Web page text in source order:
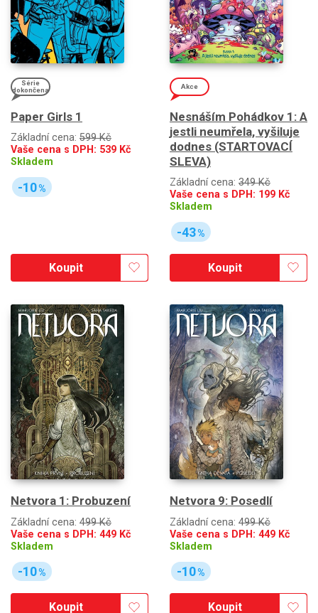
Série
dokončena
Paper Girls 1
Základní cena: 599 Kč
Vaše cena s DPH: 539 Kč
Skladem
-10%
Koupit
Akce
Nesnáším Pohádkov 1: A
jestli neumřela, vyšiluje
dodnes (STARTOVACÍ
SLEVA)
Základní cena: 349 Kč
Vaše cena s DPH: 199 Kč
Skladem
-43%
Koupit
Netvora 1: Probuzení
Základní cena: 499 Kč
Vaše cena s DPH: 449 Kč
Skladem
-10%
Koupit
Netvora 9: Posedlí
Základní cena: 499 Kč
Vaše cena s DPH: 449 Kč
Skladem
-10%
Koupit